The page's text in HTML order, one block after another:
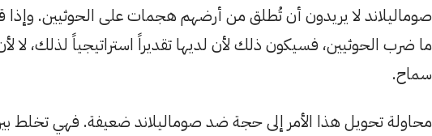
صوماليلاند لا يريدون أن تُطلق من أرضهم هجمات على الحوثيين. وإذا
ما ضرب الحوثيين، فسيكون ذلك لأن لديها تقديراً استراتيجياً لذلك،
سماح.
محاولة تحويل هذا الأمر إلى حجة ضد صوماليلاند ضعيفة. فهي تخلط